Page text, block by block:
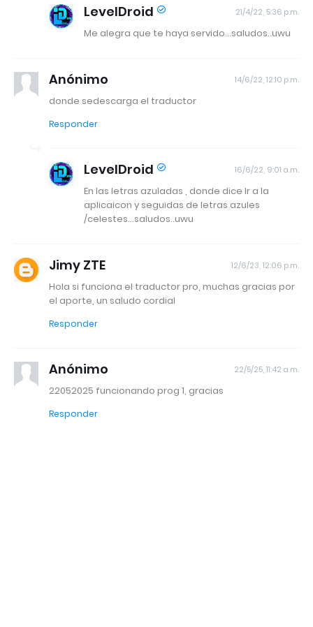
LevelDroid 21/4/22, 5:36 p.m.
Me alegra que te haya servido...saludos..uwu
Anónimo 14/6/22, 12:10 p.m.
donde sedescarga el traductor
Responder
LevelDroid 16/6/22, 9:01 a.m.
En las letras azuladas , donde dice Ir a la
aplicaicon y seguidas de letras azules
/celestes...saludos..uwu
Jimy ZTE 12/6/23, 12:06 p.m.
Hola si funciona el traductor pro, muchas gracias por
el aporte, un saludo cordial
Responder
Anónimo 22/5/25, 11:42 a.m.
22052025 funcionando prog 1, gracias
Responder